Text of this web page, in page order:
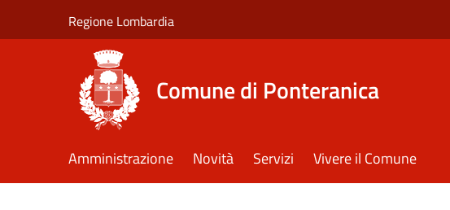
Regione Lombardia
Comune di Ponteranica
Amministrazione Novità Servizi Vivere il Comune